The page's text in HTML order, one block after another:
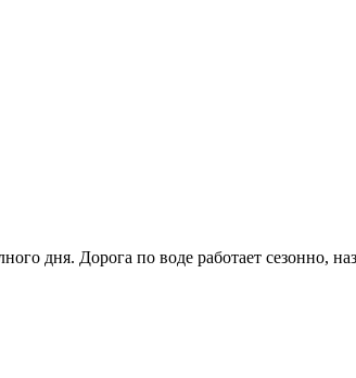
дня. Дорога по воде работает сезонно,